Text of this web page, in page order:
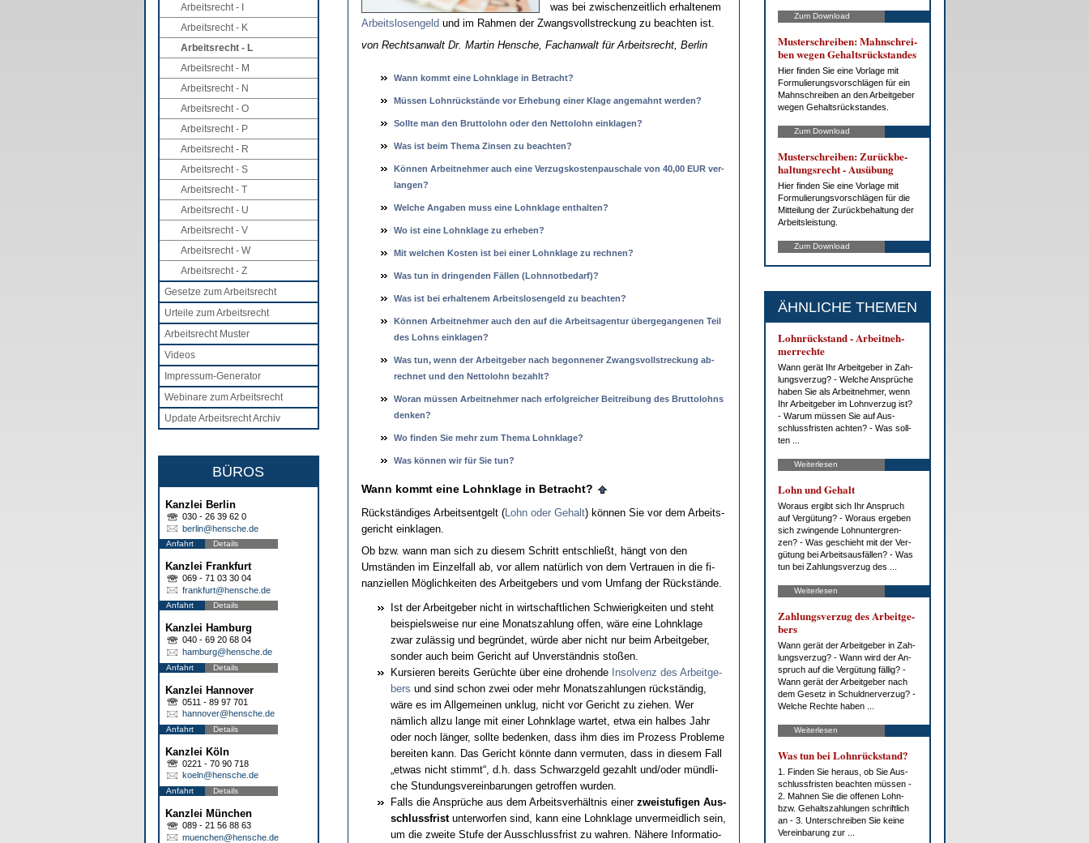
Arbeitsrecht - I
Arbeitsrecht - K
Arbeitsrecht - L
Arbeitsrecht - M
Arbeitsrecht - N
Arbeitsrecht - O
Arbeitsrecht - P
Arbeitsrecht - R
Arbeitsrecht - S
Arbeitsrecht - T
Arbeitsrecht - U
Arbeitsrecht - V
Arbeitsrecht - W
Arbeitsrecht - Z
Gesetze zum Arbeitsrecht
Urteile zum Arbeitsrecht
Arbeitsrecht Muster
Videos
Impressum-Generator
Webinare zum Arbeitsrecht
Update Arbeitsrecht Archiv
BÜROS
Kanzlei Berlin
030 - 26 39 62 0
berlin@hensche.de
Anfahrt Details
Kanzlei Frankfurt
069 - 71 03 30 04
frankfurt@hensche.de
Anfahrt Details
Kanzlei Hamburg
040 - 69 20 68 04
hamburg@hensche.de
Anfahrt Details
Kanzlei Hannover
0511 - 89 97 701
hannover@hensche.de
Anfahrt Details
Kanzlei Köln
0221 - 70 90 718
koeln@hensche.de
Anfahrt Details
Kanzlei München
089 - 21 56 88 63
muenchen@hensche.de
was bei zwi­schen­zeit­lich er­hal­te­nem
Ar­beits­lo­sen­geld und im Rah­men der Zwangs­voll­stre­ckung zu be­ach­ten ist.
von Rechts­an­walt Dr. Mar­tin Hen­sche, Fach­an­walt für Ar­beits­recht, Ber­lin
Wann kommt ei­ne Lohn­kla­ge in Be­tracht?
Müssen Lohnrückstände vor Er­he­bung ei­ner Kla­ge an­ge­mahnt wer­den?
Soll­te man den Brut­to­lohn oder den Net­to­lohn ein­kla­gen?
Was ist beim The­ma Zin­sen zu be­ach­ten?
Können Ar­beit­neh­mer auch ei­ne Ver­zugs­kos­ten­pau­scha­le von 40,00 EUR ver­
lan­gen?
Wel­che An­ga­ben muss ei­ne Lohn­kla­ge ent­hal­ten?
Wo ist ei­ne Lohn­kla­ge zu er­he­ben?
Mit wel­chen Kos­ten ist bei ei­ner Lohn­kla­ge zu rech­nen?
Was tun in drin­gen­den Fällen (Lohn­not­be­darf)?
Was ist bei er­hal­te­nem Ar­beits­lo­sen­geld zu be­ach­ten?
Können Ar­beit­neh­mer auch den auf die Ar­beits­agen­tur über­ge­gan­ge­nen Teil
des Lohns ein­kla­gen?
Was tun, wenn der Ar­beit­ge­ber nach be­gon­ne­ner Zwangs­voll­stre­ckung ab­
rech­net und den Net­to­lohn be­zahlt?
Wor­an müssen Ar­beit­neh­mer nach er­folg­rei­cher Bei­trei­bung des Brut­to­lohns
den­ken?
Wo fin­den Sie mehr zum The­ma Lohn­kla­ge?
Was kön­nen wir für Sie tun?
Wann kommt ei­ne Lohn­kla­ge in Be­tracht?
Rückständi­ges Ar­beits­ent­gelt (Lohn oder Ge­halt) können Sie vor dem Ar­beits­
ge­richt ein­kla­gen.
Ob bzw. wann man sich zu die­sem Schritt ent­schließt, hängt von den
Umständen im Ein­zel­fall ab, vor al­lem natürlich von dem Ver­trau­en in die fi­
nan­zi­el­len Möglich­kei­ten des Ar­beit­ge­bers und vom Um­fang der Rückstände.
Ist der Ar­beit­ge­ber nicht in wirt­schaft­li­chen Schwie­rig­kei­ten und steht
bei­spiels­wei­se nur ei­ne Mo­nats­zah­lung of­fen, wäre ei­ne Lohn­kla­ge
zwar zulässig und be­gründet, würde aber nicht nur beim Ar­beit­ge­ber,
son­der auch beim Ge­richt auf Un­verständ­nis stoßen.
Kur­sie­ren be­reits Gerüch­te über ei­ne dro­hen­de In­sol­venz des Ar­beit­ge­
bers und sind schon zwei oder mehr Mo­nats­zah­lun­gen rückständig,
wäre es im All­ge­mei­nen un­klug, nicht vor Ge­richt zu zie­hen. Wer
nämlich all­zu lan­ge mit ei­ner Lohn­kla­ge war­tet, et­wa ein hal­bes Jahr
oder noch länger, soll­te be­den­ken, dass ihm dies im Pro­zess Pro­ble­me
be­rei­ten kann. Das Ge­richt könn­te dann ver­mu­ten, dass in die­sem Fall
„et­was nicht stimmt“, d.h. dass Schwarz­geld ge­zahlt und/oder münd­li­
che St­un­dungs­ver­ein­ba­run­gen ge­trof­fen wur­den.
Falls die Ansprüche aus dem Ar­beits­verhält­nis ei­ner zwei­stu­fi­gen Aus­
schluss­fristun­ter­wor­fen sind, kann ei­ne Lohn­kla­ge un­ver­meid­lich sein,
um die zwei­te Stu­fe der Aus­schluss­frist zu wah­ren. Nähe­re In­for­ma­tio­
Zum Download
Mus­ter­schrei­ben: Mahn­schrei­
ben we­gen Ge­halts­rück­stan­des
Hier fin­den Sie ei­ne Vor­la­ge mit
For­mu­lie­rungs­vor­schlä­gen für ein
Mahn­schrei­ben an den Ar­beit­ge­ber
we­gen Ge­halts­rück­stan­des.
Zum Download
Mus­ter­schrei­ben: Zu­rück­be­
hal­tungs­recht - Aus­übung
Hier fin­den Sie ei­ne Vor­la­ge mit
For­mu­lie­rungs­vor­schlä­gen für die
Mit­tei­lung der Zu­rück­be­hal­tung der
Ar­beits­leis­tung.
Zum Download
ÄHNLICHE THEMEN
Lohn­rück­stand - Ar­beit­neh­
mer­rech­te
Wann ge­rät Ihr Ar­beit­ge­ber in Zah­
lungs­ver­zug? - Wel­che An­sprü­che
ha­ben Sie als Ar­beit­neh­mer, wenn
Ihr Ar­beit­ge­ber im Lohn­ver­zug ist?
- War­um müs­sen Sie auf Aus­
schluss­fris­ten ach­ten? - Was soll­
ten ...
Weiterlesen
Lohn und Ge­halt
Wor­aus er­gibt sich Ihr An­spruch
auf Ver­gü­tung? - Wor­aus er­ge­ben
sich zwin­gen­de Lohn­un­ter­gren­
zen? - Was ge­schieht mit der Ver­
gü­tung bei Ar­beits­aus­fäl­len? - Was
tun bei Zah­lungs­ver­zug des ...
Weiterlesen
Zah­lungs­ver­zug des Ar­beit­ge­
bers
Wann ge­rät der Ar­beit­ge­ber in Zah­
lungs­ver­zug? - Wann wird der An­
spruch auf die Ver­gü­tung fäl­lig? -
Wann ge­rät der Ar­beit­ge­ber nach
dem Ge­setz in Schuld­ner­ver­zug? -
Wel­che Rech­te ha­ben ...
Weiterlesen
Was tun bei Lohn­rück­stand?
1. Fin­den Sie her­aus, ob Sie Aus­
schluss­fris­ten be­ach­ten müs­sen -
2. Mah­nen Sie die of­fe­nen Lohn-
bzw. Ge­halts­zah­lun­gen schrift­lich
an - 3. Un­ter­schrei­ben Sie kei­ne
Ver­ein­ba­rung zur ...